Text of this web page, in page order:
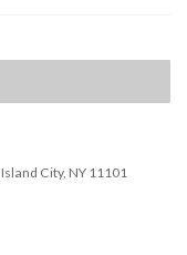
City, NY 11101